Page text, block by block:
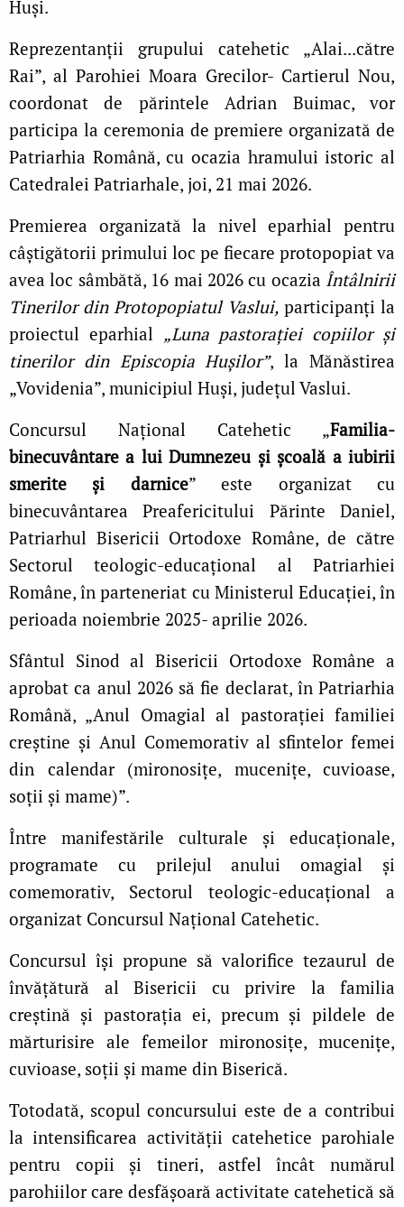
Huși.
Reprezentanții grupului catehetic „Alai...către
Rai”, al Parohiei Moara Grecilor- Cartierul Nou,
coordonat de părintele Adrian Buimac, vor
participa la ceremonia de premiere organizată de
Patriarhia Română, cu ocazia hramului istoric al
Catedralei Patriarhale, joi, 21 mai 2026.
Premierea organizată la nivel eparhial pentru
câștigătorii primului loc pe fiecare protopopiat va
avea loc sâmbătă, 16 mai 2026 cu ocazia Întâlnirii
Tinerilor din Protopopiatul Vaslui,participanți la
proiectul eparhial „Luna pastorației copiilor și
tinerilor din Episcopia Hușilor”, la Mănăstirea
„Vovidenia”, municipiul Huși, județul Vaslui.
Concursul Național Catehetic „Familia-
binecuvântare a lui Dumnezeu și școală a iubirii
smerite și darnice” este organizat cu
binecuvântarea Preafericitului Părinte Daniel,
Patriarhul Bisericii Ortodoxe Române, de către
Sectorul teologic-educațional al Patriarhiei
Române, în parteneriat cu Ministerul Educației, în
perioada noiembrie 2025- aprilie 2026.
Sfântul Sinod al Bisericii Ortodoxe Române a
aprobat ca anul 2026 să fie declarat, în Patriarhia
Română, „Anul Omagial al pastorației familiei
creștine și Anul Comemorativ al sfintelor femei
din calendar (mironosițe, mucenițe, cuvioase,
soții și mame)”.
Între manifestările culturale şi educaţionale,
programate cu prilejul anului omagial şi
comemorativ, Sectorul teologic-educațional a
organizat Concursul Național Catehetic.
Concursul își propune să valorifice tezaurul de
învăţătură al Bisericii cu privire la familia
creştină şi pastoraţia ei, precum şi pildele de
mărturisire ale femeilor mironosițe, mucenițe,
cuvioase, soții și mame din Biserică.
Totodată, scopul concursului este de a contribui
la intensificarea activităţii catehetice parohiale
pentru copii şi tineri, astfel încât numărul
parohiilor care desfăşoară activitate catehetică să